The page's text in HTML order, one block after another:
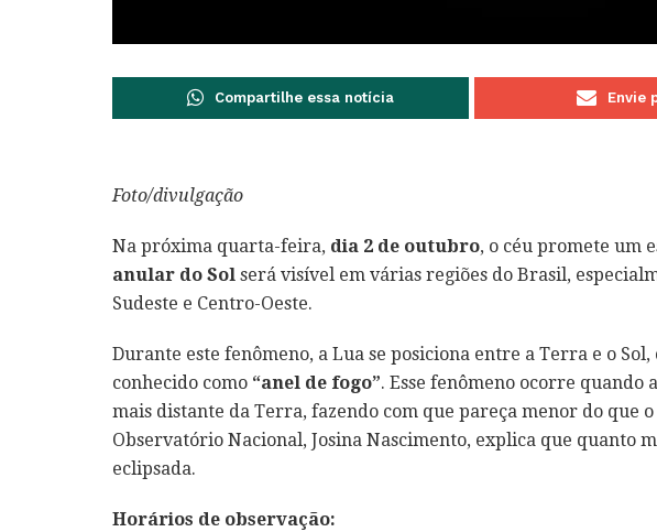
Compartilhe essa notícia Envie
Foto/divulgação
Na próxima quarta-feira, dia 2 de outubro, o céu promete um
anular do Sol será visível em várias regiões do Brasil,
Sudeste e Centro-Oeste.
Durante este fenômeno, a Lua se posiciona entre a Terra e o
conhecido como “anel de fogo”. Esse fenômeno ocorre quando
mais distante da Terra, fazendo com que pareça menor do que
Observatório Nacional, Josina Nascimento, explica que quanto
eclipsada.
Horários de observação: